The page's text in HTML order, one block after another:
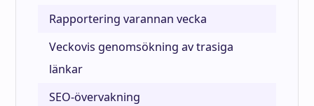
Rapportering varannan vecka
Veckovis genomsökning av trasiga
länkar
SEO-övervakning